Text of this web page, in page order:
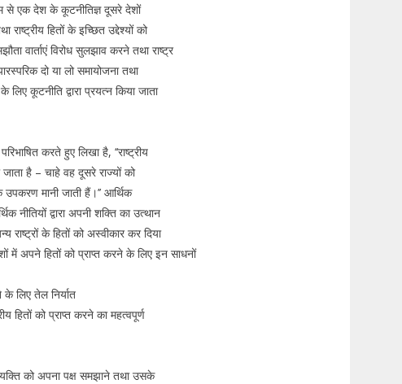
से एक देश के कूटनीतिज्ञ दूसरे देशों
हितों के इच्छित उद्देश्यों को
वार्ताएं विरोध सुलझाव करने तथा राष्ट्र
दो या लो समायोजना तथा
लिए कूटनीति द्वारा प्रयत्न किया जाता
करते हुए लिखा है, ‘‘राष्ट्रीय
जाता है – चाहे वह दूसरे राज्यों को
मानी जाती हैं।’’ आर्थिक
नीतियों द्वारा अपनी शक्ति का उत्थान
राष्ट्रों के हितों को अस्वीकार कर दिया
में अपने हितों को प्राप्त करने के लिए इन साधनों
लिए तेल निर्यात
को प्राप्त करने का महत्वपूर्ण
को अपना पक्ष समझाने तथा उसके